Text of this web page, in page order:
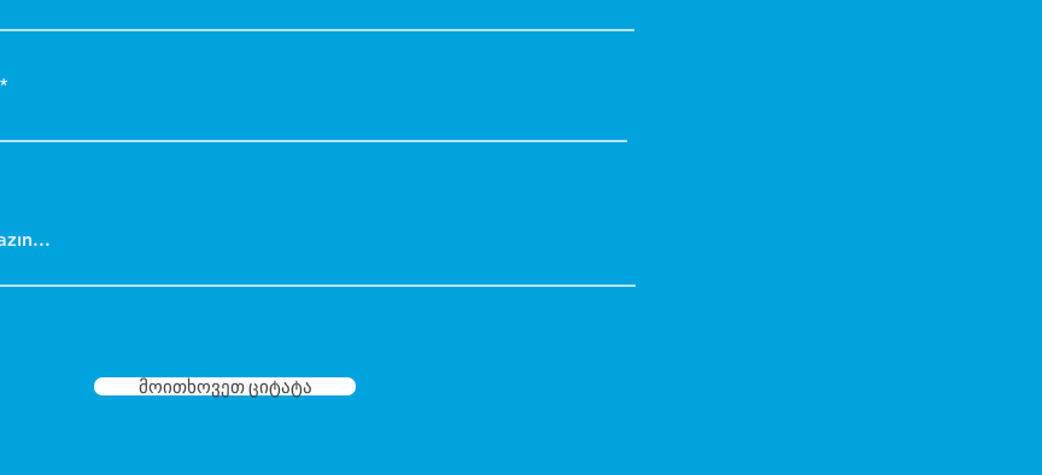
მოითხოვეთ ციტატა